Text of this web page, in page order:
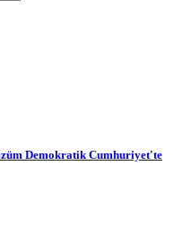
Demokratik Cumhuriyet'te